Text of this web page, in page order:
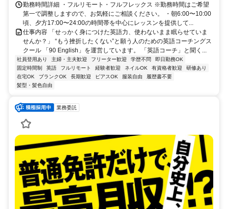
勤務時間詳細 ・フルリモート・フルフレックス ※勤務時間はご希望
第一で調整しますので、お気軽にご相談ください。 ・朝6:00〜10:00
頃、夕方17:00〜24:00の時間帯を中心にレッスンを提供して...
仕事内容 「せっかく身につけた英語力、使わないまま眠らせていま
せんか？」 “もう挫折したくない”と願う人のための英語コーチングス
クール 「90 English」を運営しています。 「英語コーチ」と聞く...
社員登用あり 主婦・主夫歓迎 フリーター歓迎 学歴不問
即日勤務OK
固定時間制
英語 フルリモート 経験者歓迎 ネイルOK 有資格者歓迎
研修あり
在宅OK
ブランクOK 長期歓迎 ピアスOK 服装自由
履歴書不要
髪型・髪色自由
業務委託